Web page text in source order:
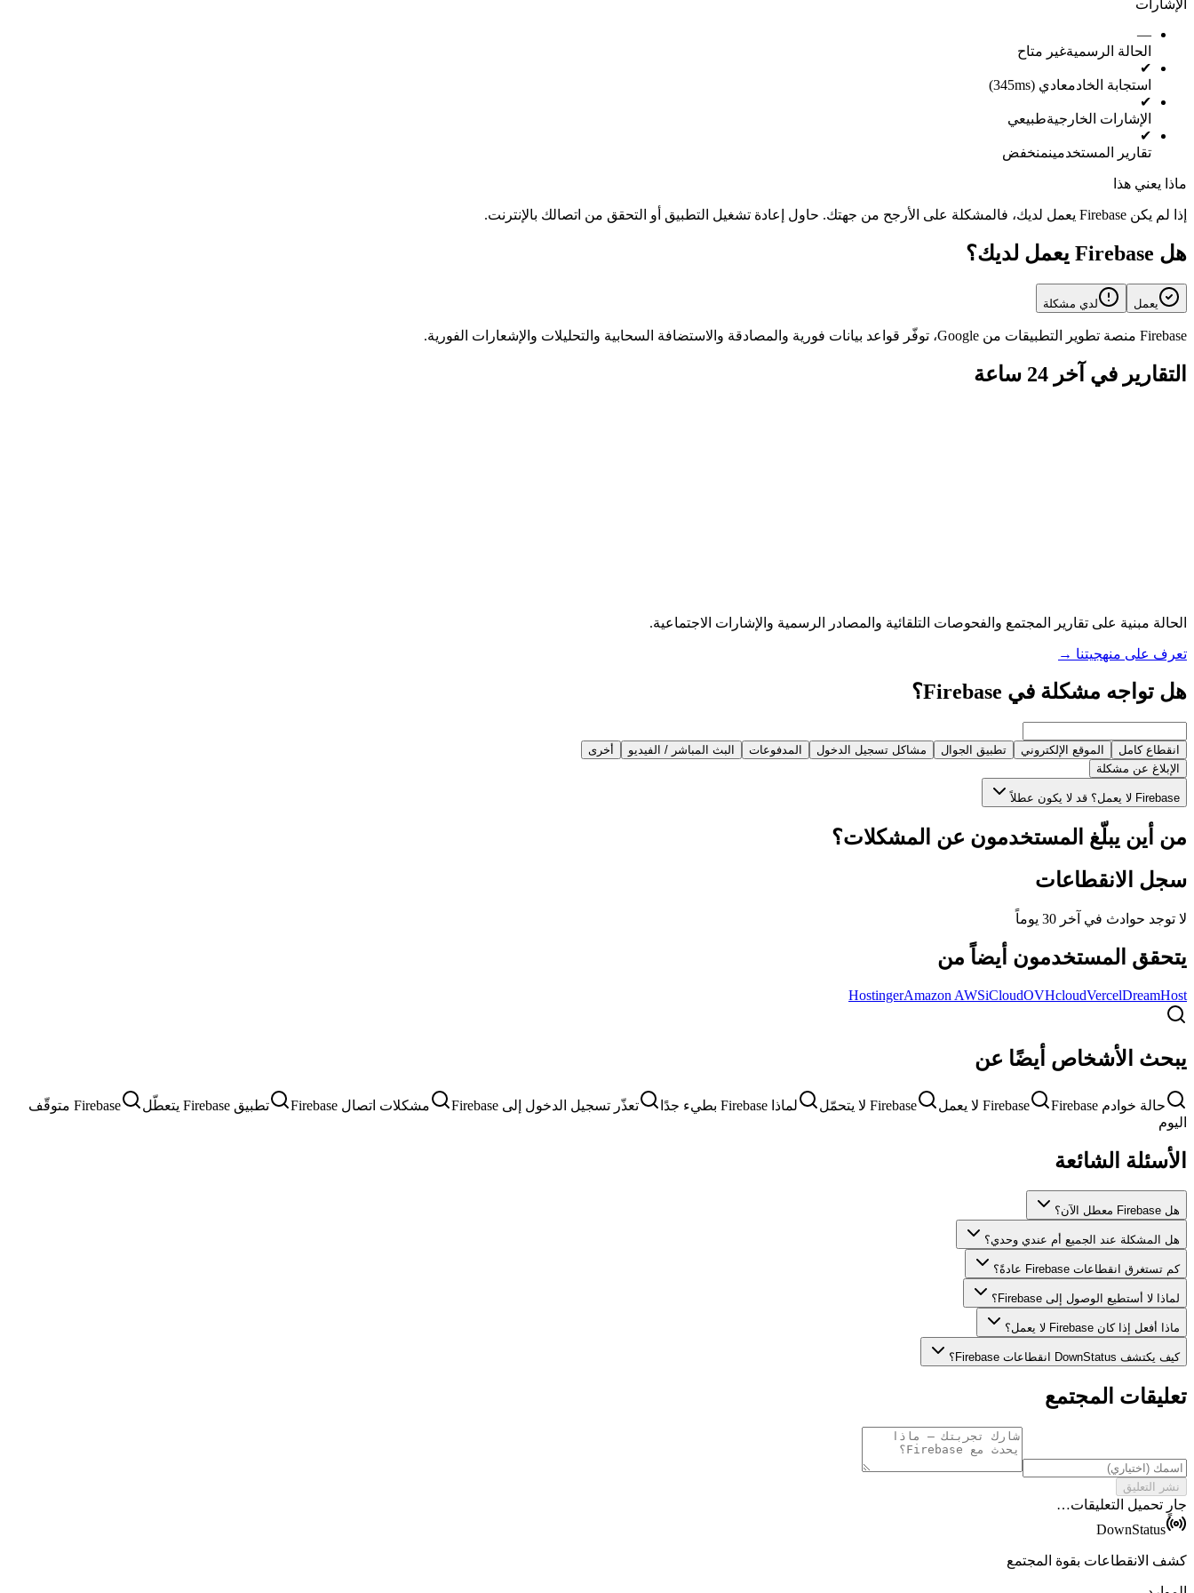
الإشارات
—
الحالة الرسميةغير متاح
✔
استجابة الخادمعادي (345ms)
✔
الإشارات الخارجيةطبيعي
✔
تقارير المستخدمينمنخفض
ماذا يعني هذا
إذا لم يكن Firebase يعمل لديك، فالمشكلة على الأرجح من جهتك. حاول إعادة تشغيل التطبيق أو التحقق من اتصالك بالإنترنت.
هل Firebase يعمل لديك؟
يعمل لدي مشكلة
Firebase منصة تطوير التطبيقات من Google، توفّر قواعد بيانات فورية والمصادقة والاستضافة السحابية والتحليلات والإشعارات الفورية.
التقارير في آخر 24 ساعة
الحالة مبنية على تقارير المجتمع والفحوصات التلقائية والمصادر الرسمية والإشارات الاجتماعية.
تعرف على منهجيتنا →
هل تواجه مشكلة في Firebase؟
انقطاع كامل الموقع الإلكتروني تطبيق الجوال مشاكل تسجيل الدخول المدفوعات البث المباشر / الفيديو
أخرى
الإبلاغ عن مشكلة
Firebase لا يعمل؟ قد لا يكون عطلاً
من أين يبلّغ المستخدمون عن المشكلات؟
سجل الانقطاعات
لا توجد حوادث في آخر 30 يوماً
يتحقق المستخدمون أيضاً من
HostingerAmazon AWSiCloudOVHcloudVercelDreamHost
يبحث الأشخاص أيضًا عن
حالة خوادم Firebase Firebase لا يعمل Firebase لا يتحمّل لماذا Firebase بطيء جدًا تعذّر تسجيل الدخول إلى Firebase مشكلات اتصال Firebase تطبيق Firebase يتعطّل
Firebase متوقّف
اليوم
الأسئلة الشائعة
هل Firebase معطل الآن؟
هل المشكلة عند الجميع أم عندي وحدي؟
كم تستغرق انقطاعات Firebase عادةً؟
لماذا لا أستطيع الوصول إلى Firebase؟
ماذا أفعل إذا كان Firebase لا يعمل؟
كيف يكتشف DownStatus انقطاعات Firebase؟
تعليقات المجتمع
نشر التعليق
جارٍ تحميل التعليقات…
DownStatus
كشف الانقطاعات بقوة المجتمع